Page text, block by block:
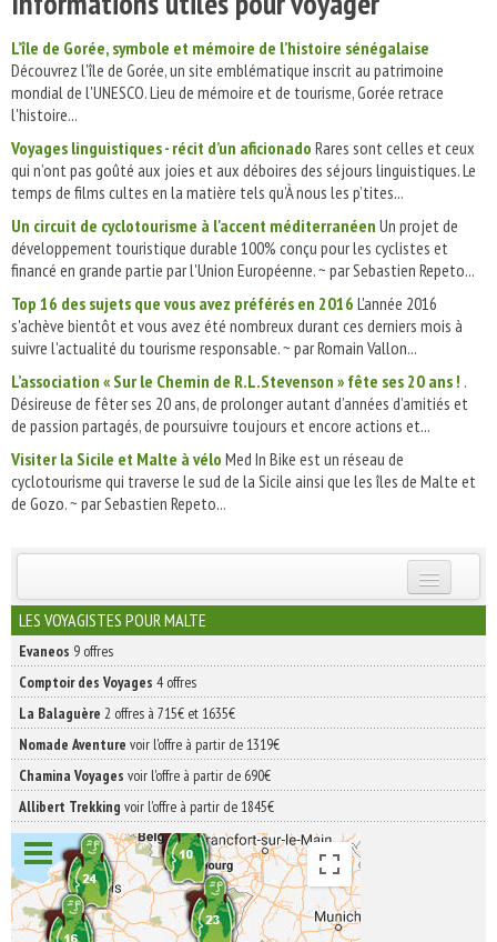
L’île de Gorée, symbole et mémoire de l’histoire sénégalaise
Découvrez l'île de Gorée, un site emblématique inscrit au patrimoine
mondial de l'UNESCO. Lieu de mémoire et de tourisme, Gorée retrace
l'histoire...
Voyages linguistiques - récit d’un aficionado Rares sont celles et ceux
qui n’ont pas goûté aux joies et aux déboires des séjours linguistiques. Le
temps de films cultes en la matière tels qu’À nous les p’tites...
Un circuit de cyclotourisme à l'accent méditerranéen Un projet de
développement touristique durable 100% conçu pour les cyclistes et
financé en grande partie par l'Union Européenne. ~ par Sebastien Repeto...
Top 16 des sujets que vous avez préférés en 2016 L'année 2016
s'achève bientôt et vous avez été nombreux durant ces derniers mois à
suivre l'actualité du tourisme responsable. ~ par Romain Vallon...
L’association « Sur le Chemin de R.L.Stevenson » fête ses 20 ans ! .
Désireuse de fêter ses 20 ans, de prolonger autant d’années d’amitiés et
de passion partagés, de poursuivre toujours et encore actions et...
Visiter la Sicile et Malte à vélo Med In Bike est un réseau de
cyclotourisme qui traverse le sud de la Sicile ainsi que les îles de Malte et
de Gozo. ~ par Sebastien Repeto...
INSCRIVEZ-VOUS | ABONNEZ-VOUS
LES VOYAGISTES POUR MALTE
Evaneos 9 offres
Comptoir des Voyages 4 offres
La Balaguère 2 offres à 715€ et 1635€
Nomade Aventure voir l'offre à partir de 1319€
Chamina Voyages voir l'offre à partir de 690€
Allibert Trekking voir l'offre à partir de 1845€